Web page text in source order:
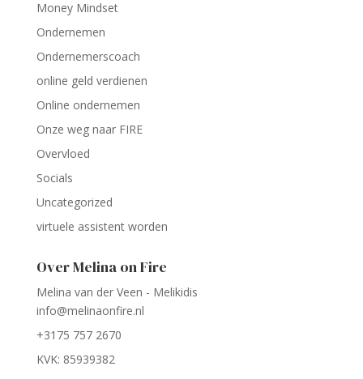
Money Mindset
Ondernemen
Ondernemerscoach
online geld verdienen
Online ondernemen
Onze weg naar FIRE
Overvloed
Socials
Uncategorized
virtuele assistent worden
Over Melina on Fire
Melina van der Veen - Melikidis
info@melinaonfire.nl
+3175 757 2670
KVK: 85939382